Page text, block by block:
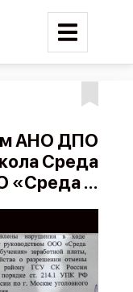
АНО ДПО
Среда
«Среда ...